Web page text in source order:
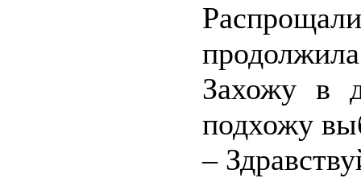
Захожу в
подхожу
–